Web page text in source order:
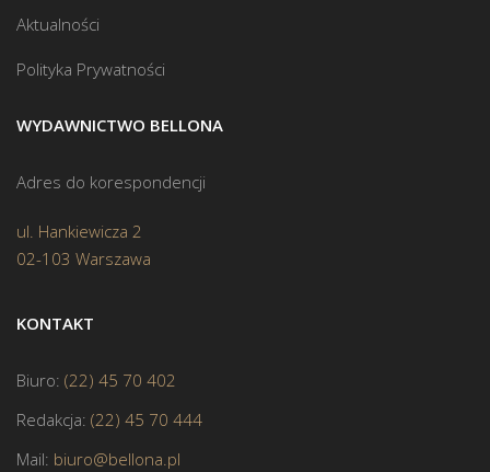
Aktualności
Polityka Prywatności
WYDAWNICTWO BELLONA
Adres do korespondencji
ul. Hankiewicza 2
02-103 Warszawa
KONTAKT
Biuro: (22) 45 70 402
Redakcja: (22) 45 70 444
Mail: biuro@bellona.pl